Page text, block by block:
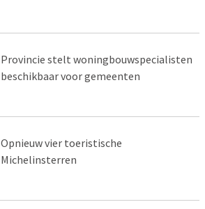
Provincie stelt woningbouwspecialisten
beschikbaar voor gemeenten
Opnieuw vier toeristische
Michelinsterren